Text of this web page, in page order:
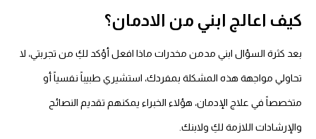
كيف اعالج ابني من الادمان؟
بعد كثرة السؤال ابني مدمن مخدرات ماذا افعل أؤكد لكِ من تجربتي، لا
تحاولي مواجهة هذه المشكلة بمفردك، استشيري طبيباً نفسياً أو
متخصصاً في علاج الإدمان، هؤلاء الخبراء يمكنهم تقديم النصائح
والإرشادات اللازمة لكِ ولابنك.